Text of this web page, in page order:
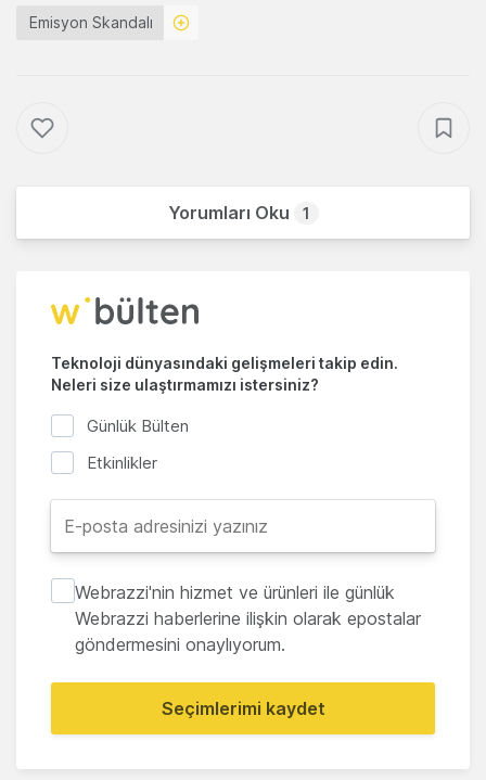
Emisyon Skandalı
Yorumları Oku 1
Teknoloji dünyasındaki gelişmeleri takip edin.
Neleri size ulaştırmamızı istersiniz?
Günlük Bülten
Etkinlikler
Webrazzi'nin hizmet ve ürünleri ile günlük
Webrazzi haberlerine ilişkin olarak epostalar
göndermesini onaylıyorum.
Seçimlerimi kaydet